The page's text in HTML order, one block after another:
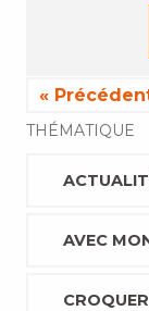
«
THÉMATIQUE
AVEC